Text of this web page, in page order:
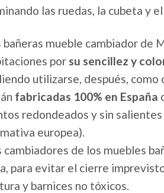
las ruedas, la cubeta y
bañeras mueble cambiador de
por su sencillez y
utilizarse, después, como
fabricadas 100% en España
redondeados y sin
europea).
cambiadores de los muebles
para evitar el cierre
y barnices no tóxicos.